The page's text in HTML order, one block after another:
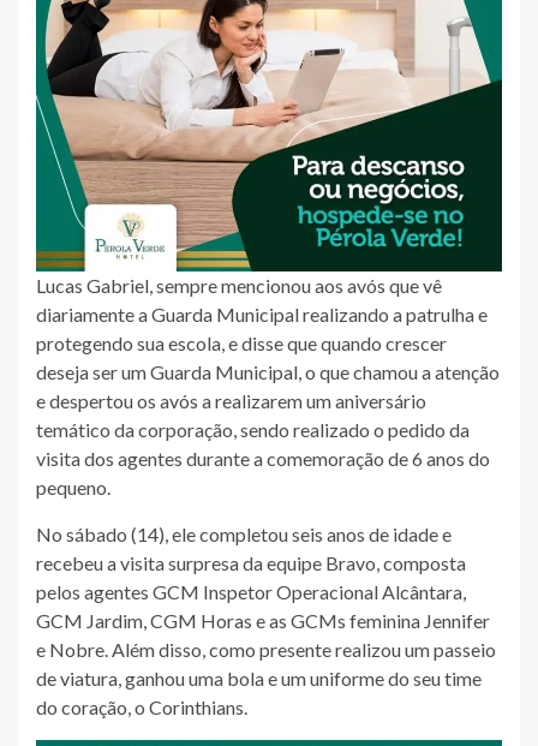
Lucas Gabriel, sempre mencionou aos avós que vê
diariamente a Guarda Municipal realizando a patrulha e
protegendo sua escola, e disse que quando crescer
deseja ser um Guarda Municipal, o que chamou a atenção
e despertou os avós a realizarem um aniversário
temático da corporação, sendo realizado o pedido da
visita dos agentes durante a comemoração de 6 anos do
pequeno.
No sábado (14), ele completou seis anos de idade e
recebeu a visita surpresa da equipe Bravo, composta
pelos agentes GCM Inspetor Operacional Alcântara,
GCM Jardim, CGM Horas e as GCMs feminina Jennifer
e Nobre. Além disso, como presente realizou um passeio
de viatura, ganhou uma bola e um uniforme do seu time
do coração, o Corinthians.